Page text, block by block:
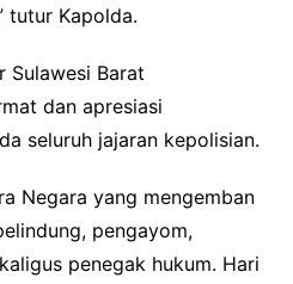
tutur Kapolda.
Sulawesi Barat
dan apresiasi
seluruh jajaran kepolisian.
Negara yang mengemban
pengayom,
penegak hukum. Hari